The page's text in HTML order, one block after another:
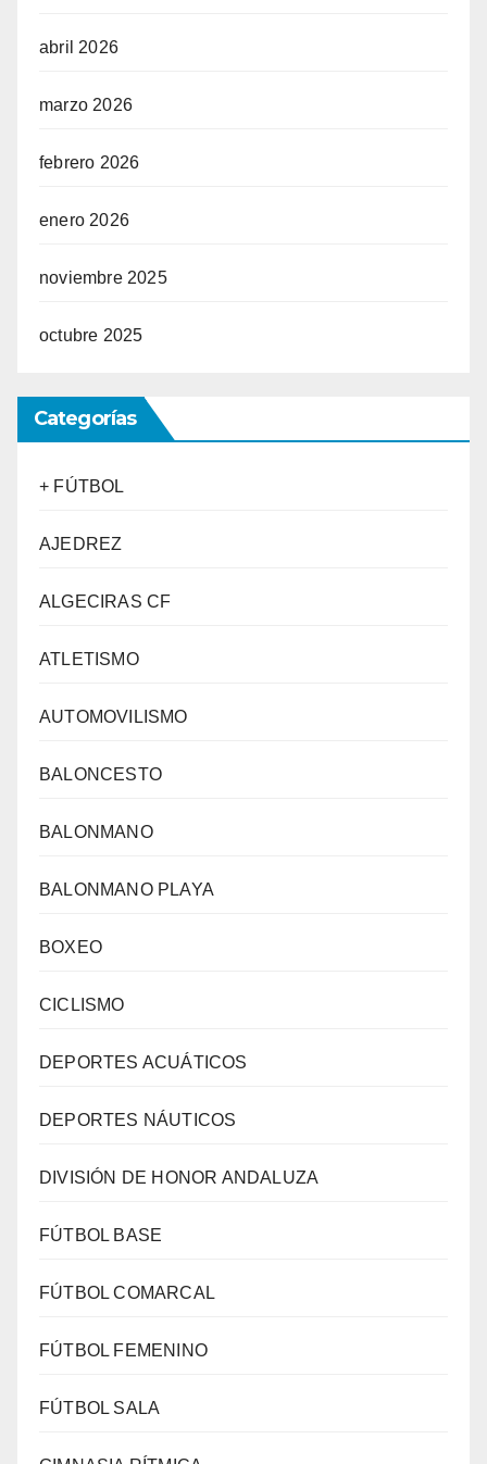
abril 2026
marzo 2026
febrero 2026
enero 2026
noviembre 2025
octubre 2025
Categorías
+ FÚTBOL
AJEDREZ
ALGECIRAS CF
ATLETISMO
AUTOMOVILISMO
BALONCESTO
BALONMANO
BALONMANO PLAYA
BOXEO
CICLISMO
DEPORTES ACUÁTICOS
DEPORTES NÁUTICOS
DIVISIÓN DE HONOR ANDALUZA
FÚTBOL BASE
FÚTBOL COMARCAL
FÚTBOL FEMENINO
FÚTBOL SALA